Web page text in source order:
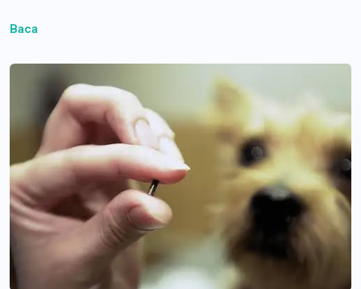
Baca